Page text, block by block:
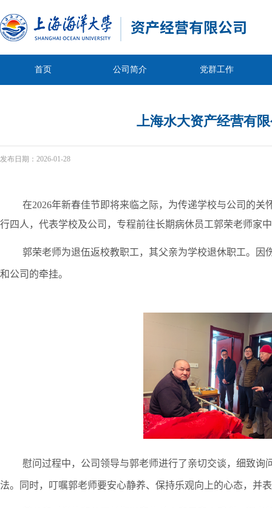
首页 公司简介 党群工作
上海水大资产经营有
发布日期： 2026-01-28
在2026年新春佳节即将来临之际，为传递学校与公司的
行四人，代表学校及公司，专程前往长期病休员工郭荣老师家
郭荣老师为退伍返校教职工，其父亲为学校退休职工。因
和公司的牵挂。
慰问过程中，公司领导与郭老师进行了亲切交谈，细致询
法。 同时， 叮嘱郭老师要安心静养、保持乐观向上的心态， 并